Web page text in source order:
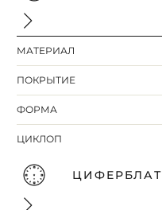
МАТЕРИАЛ
ПОКРЫТИЕ
ФОРМА
ЦИКЛОП
ЦИФЕРБЛАТ